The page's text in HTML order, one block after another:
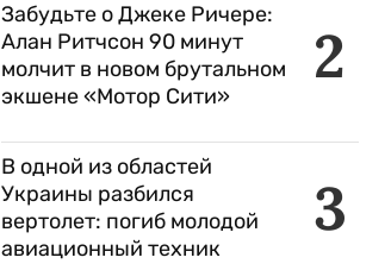
2
Забудьте о Джеке Ричере:
Алан Ритчсон 90 минут
молчит в новом брутальном
экшене «Мотор Сити»
3
В одной из областей
Украины разбился
вертолет: погиб молодой
авиационный техник